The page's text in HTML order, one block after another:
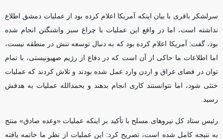
سرلشکر باقری با بیان اینکه آمریکا اعلام کرده بود از عملیات دمشق اطلاع
نداشته است، اما در واقع این عملیات با چراغ سبز واشنگتن انجام شده
بود، گفت: آمریکا اعلام کرده بود که به دنبال توسعه تنش در منطقه نیست،
اما اطلاعات ما حاکی از آن است که در دفاع از رژیم صهیونیستی، با تمام
توان در فضای عراق و اردن وارد عمل شده بودند و تلاش کردند که عملیات
خنثی شود، اما نتوانستند کاری انجام بدهند و بحمدالله عملیات به هدفش
رسید.
رئیس ستاد کل نیرو‌های مسلح با تأکید بر اینکه عملیات «وعده صادق» منتج
به نتیجه کامل شده است، تصریح کرد: این عملیات از نظر ما خاتمه یافته